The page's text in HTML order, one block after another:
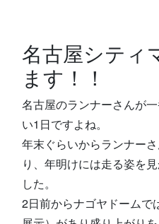
アクセス
体験予約する
名古屋シティ
ます！！
名古屋のランナーさんが
い1日ですよね。
年末ぐらいからランナー
り、年明けには走る姿を
した。
2日前からナゴヤドームで